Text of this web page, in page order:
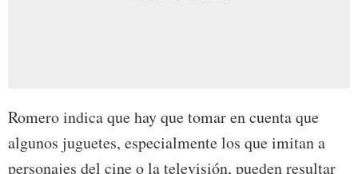
Romero indica que hay que tomar en cuenta que
algunos juguetes, especialmente los que imitan a
personajes del cine o la televisión, pueden resultar